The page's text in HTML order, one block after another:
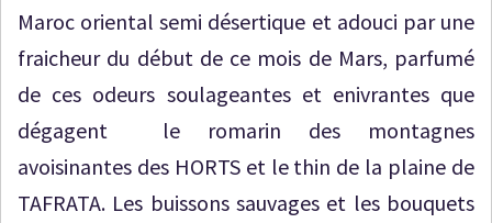
Maroc oriental semi désertique et adouci par une
fraicheur du début de ce mois de Mars, parfumé
de ces odeurs soulageantes et enivrantes que
dégagent le romarin des montagnes
avoisinantes des HORTS et le thin de la plaine de
TAFRATA. Les buissons sauvages et les bouquets